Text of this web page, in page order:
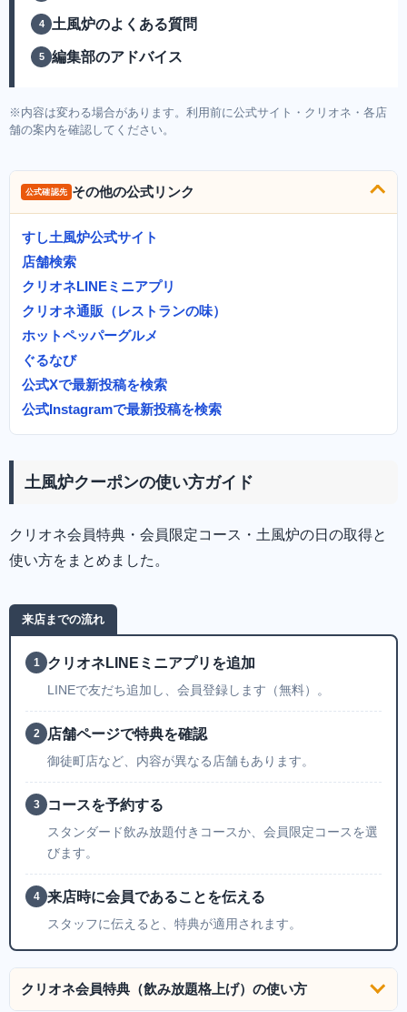
土風炉のよくある質問
編集部のアドバイス
※内容は変わる場合があります。利用前に公式サイト・クリオネ・各店
舗の案内を確認してください。
公式確認先 その他の公式リンク
すし土風炉公式サイト
店舗検索
クリオネLINEミニアプリ
クリオネ通販（レストランの味）
ホットペッパーグルメ
ぐるなび
公式Xで最新投稿を検索
公式Instagramで最新投稿を検索
土風炉クーポンの使い方ガイド
クリオネ会員特典・会員限定コース・土風炉の日の取得と
使い方をまとめました。
来店までの流れ
1 クリオネLINEミニアプリを追加
LINEで友だち追加し、会員登録します（無料）。
2 店舗ページで特典を確認
御徒町店など、内容が異なる店舗もあります。
3 コースを予約する
スタンダード飲み放題付きコースか、会員限定コースを選
びます。
4 来店時に会員であることを伝える
スタッフに伝えると、特典が適用されます。
クリオネ会員特典（飲み放題格上げ）の使い方